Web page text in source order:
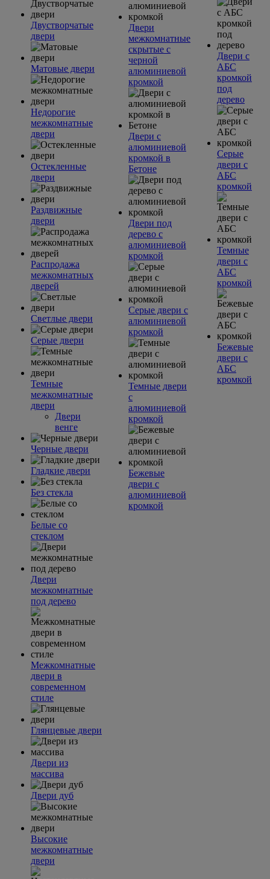
Двустворчатые
двери
Матовые двери
Недорогие
межкомнатные
двери
Остекленные
двери
Раздвижные
двери
Распродажа
межкомнатных
дверей
Светлые двери
Серые двери
Темные
межкомнатные
двери
Двери
венге
Черные двери
Гладкие двери
Без стекла
Белые со
стеклом
Двери
межкомнатные
под дерево
Межкомнатные
двери в
современном
стиле
Глянцевые двери
Двери из
массива
Двери дуб
Высокие
межкомнатные
двери
Двери
межкомнатные
скрытые с
черной
алюминиевой
кромкой
Двери с
алюминиевой
кромкой в
Бетоне
Двери под
дерево с
алюминиевой
кромкой
Серые двери с
алюминиевой
кромкой
Темные двери
с
алюминиевой
кромкой
Бежевые
двери с
алюминиевой
кромкой
Двери с
АБС
кромкой
под
дерево
Серые
двери с
АБС
кромкой
Темные
двери с
АБС
кромкой
Бежевые
двери с
АБС
кромкой